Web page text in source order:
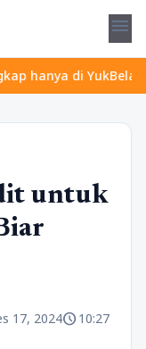
menu
di
untuk
17, 2024schedule10:27